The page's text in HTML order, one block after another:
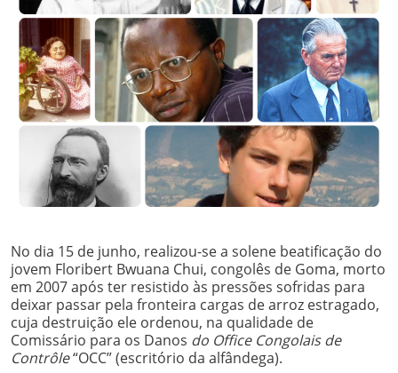
No dia 15 de junho, realizou-se a solene beatificação do
jovem Floribert Bwuana Chui, congolês de Goma, morto
em 2007 após ter resistido às pressões sofridas para
deixar passar pela fronteira cargas de arroz estragado,
cuja destruição ele ordenou, na qualidade de
Comissário para os Danos do Office Congolais de
Contrôle“OCC” (escritório da alfândega).